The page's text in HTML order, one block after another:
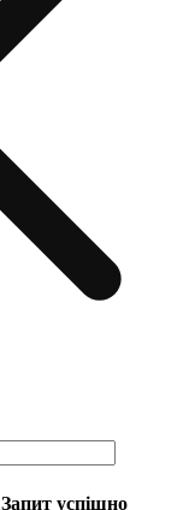
Запит успішно